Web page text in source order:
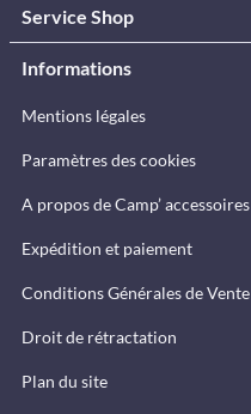
Service Shop
Informations
Mentions légales
Paramètres des cookies
A propos de Camp’ accessoires
Expédition et paiement
Conditions Générales de Vente
Droit de rétractation
Plan du site